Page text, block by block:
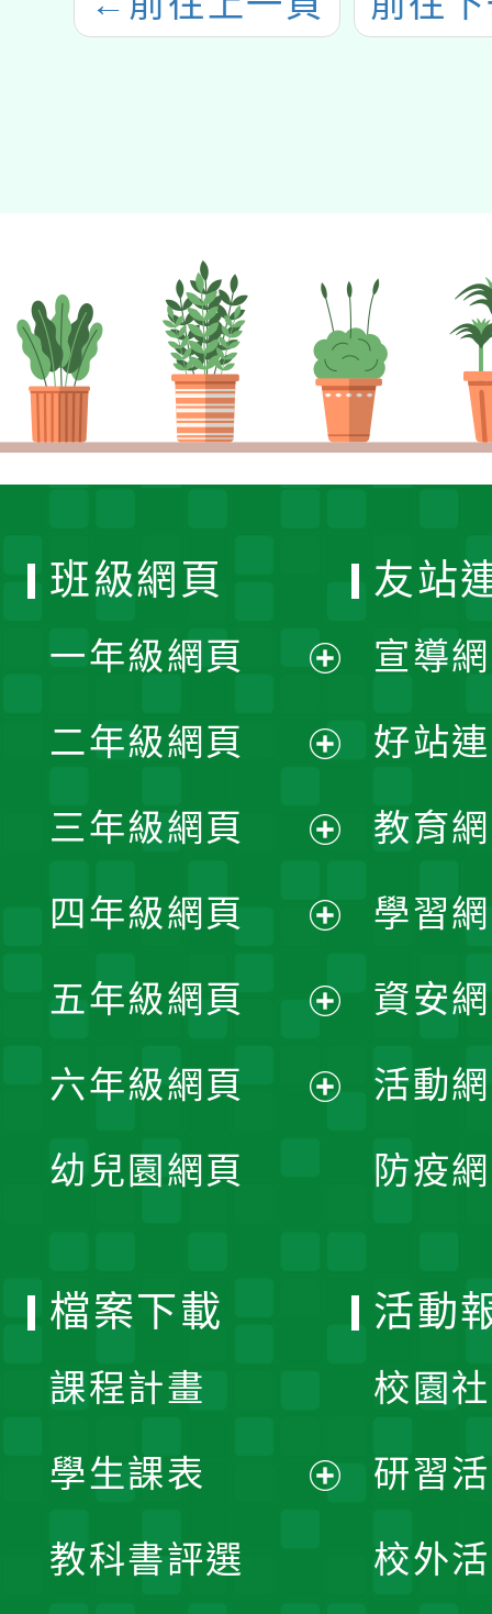
班級網頁
一年級網頁
開
選
單
二年級網頁
開
選
單
三年級網頁
開
選
單
四年級網頁
開
選
五年級網頁
開
六年級網頁
幼兒園網頁
友站
宣導
好站
教育
學習
資安
活動
防疫
檔案下載
課程計畫
學生課表
教科書評選
活動
校園
研習
校外